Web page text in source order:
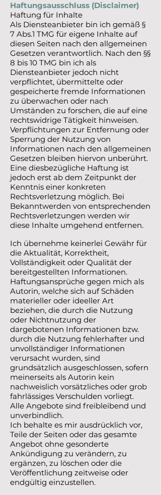
Haftungsausschluss (Disclaimer)
Haftung für Inhalte
Als Diensteanbieter bin ich gemäß §
7 Abs.1 TMG für eigene Inhalte auf
diesen Seiten nach den allgemeinen
Gesetzen verantwortlich. Nach den §§
8 bis 10 TMG bin ich als
Diensteanbieter jedoch nicht
verpflichtet, übermittelte oder
gespeicherte fremde Informationen
zu überwachen oder nach
Umständen zu forschen, die auf eine
rechtswidrige Tätigkeit hinweisen.
Verpflichtungen zur Entfernung oder
Sperrung der Nutzung von
Informationen nach den allgemeinen
Gesetzen bleiben hiervon unberührt.
Eine diesbezügliche Haftung ist
jedoch erst ab dem Zeitpunkt der
Kenntnis einer konkreten
Rechtsverletzung möglich. Bei
Bekanntwerden von entsprechenden
Rechtsverletzungen werden wir
diese Inhalte umgehend entfernen.
Ich übernehme keinerlei Gewähr für
die Aktualität, Korrektheit,
Vollständigkeit oder Qualität der
bereitgestellten Informationen.
Haftungsansprüche gegen mich als
Autorin, welche sich auf Schäden
materieller oder ideeller Art
beziehen, die durch die Nutzung
oder Nichtnutzung der
dargebotenen Informationen bzw.
durch die Nutzung fehlerhafter und
unvollständiger Informationen
verursacht wurden, sind
grundsätzlich ausgeschlossen, sofern
meinerseits als Autorin kein
nachweislich vorsätzliches oder grob
fahrlässiges Verschulden vorliegt.
Alle Angebote sind freibleibend und
unverbindlich.
Ich behalte es mir ausdrücklich vor,
Teile der Seiten oder das gesamte
Angebot ohne gesonderte
Ankündigung zu verändern, zu
ergänzen, zu löschen oder die
Veröffentlichung zeitweise oder
endgültig einzustellen.